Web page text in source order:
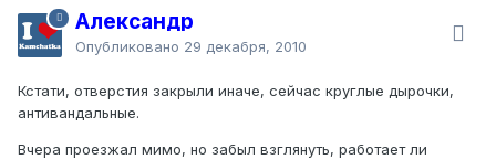
Александр
Опубликовано 29 декабря, 2010
Кстати, отверстия закрыли иначе, сейчас круглые дырочки,
антивандальные.
Вчера проезжал мимо, но забыл взглянуть, работает ли